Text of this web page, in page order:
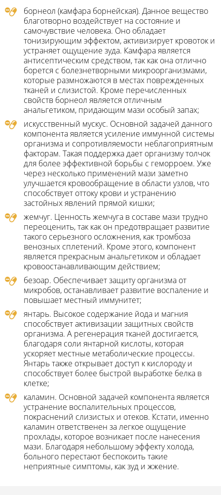
борнеол (камфара борнейская). Данное вещество
благотворно воздействует на состояние и
самочувствие человека. Оно обладает
тонизирующим эффектом, активизирует кровоток и
устраняет ощущение зуда. Камфара является
антисептическим средством, так как она отлично
борется с болезнетворными микроорганизмами,
которые размножаются в местах поврежденных
тканей и слизистой. Кроме перечисленных
свойств борнеол является отличным
анальгетиком, придающим мази особый запах;
искусственный мускус. Основной задачей данного
компонента является усиление иммунной системы
организма и сопротивляемости неблагоприятным
факторам. Такая поддержка дает организму толчок
для более эффективной борьбы с геморроем. Уже
через несколько применений мази заметно
улучшается кровообращение в области узлов, что
способствует оттоку крови и устранению
застойных явлений прямой кишки;
жемчуг. Ценность жемчуга в составе мази трудно
переоценить, так как он предотвращает развитие
такого серьезного осложнения, как тромбоза
венозных сплетений. Кроме этого, компонент
является прекрасным анальгетиком и обладает
кровоостанавливающим действием;
безоар. Обеспечивает защиту организма от
микробов, останавливает развитие воспаление и
повышает местный иммунитет;
янтарь. Высокое содержание йода и магния
способствует активизации защитных свойств
организма. А регенерация тканей достигается,
благодаря соли янтарной кислоты, которая
ускоряет местные метаболические процессы.
Янтарь также открывает доступ к кислороду и
способствует более быстрой выработке белка в
клетке;
каламин. Основной задачей компонента является
устранение воспалительных процессов,
покраснений слизистых и отеков. Кстати, именно
каламин ответственен за легкое ощущение
прохлады, которое возникает после нанесения
мази. Благодаря небольшому эффекту холода,
больного перестают беспокоить такие
неприятные симптомы, как зуд и жжение.